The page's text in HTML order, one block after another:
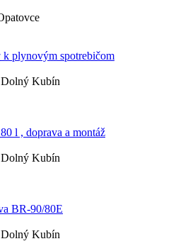
k plynovým spotrebičom
Kubín
l , doprava a montáž
Kubín
BR-90/80E
Kubín